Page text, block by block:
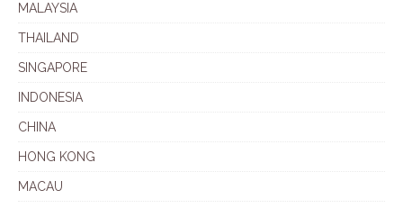
MALAYSIA
THAILAND
SINGAPORE
INDONESIA
CHINA
HONG KONG
MACAU